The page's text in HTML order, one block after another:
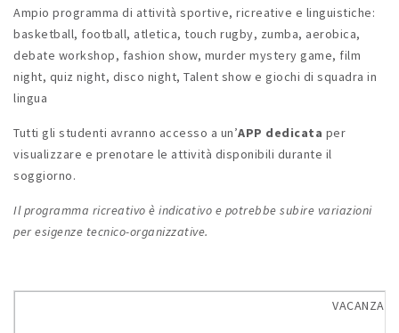
Ampio programma di attività sportive, ricreative e linguistiche:
basketball, football, atletica, touch rugby, zumba, aerobica,
debate workshop, fashion show, murder mystery game, film
night, quiz night, disco night, Talent show e giochi di squadra in
lingua
Tutti gli studenti avranno accesso a un’APP dedicata per
visualizzare e prenotare le attività disponibili durante il
soggiorno.
Il programma ricreativo è indicativo e potrebbe subire variazioni
per esigenze tecnico-organizzative.
VACANZA